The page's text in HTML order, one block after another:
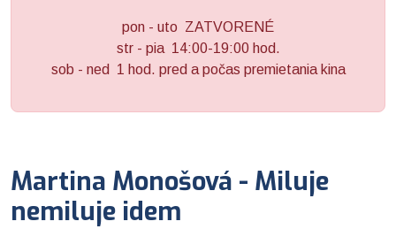
pon - uto ZATVORENÉ
str - pia 14:00-19:00 hod.
sob - ned 1 hod. pred a počas premietania kina
Martina Monošová - Miluje
nemiluje idem